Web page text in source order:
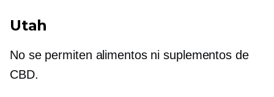
Utah
No se permiten alimentos ni suplementos de
CBD.